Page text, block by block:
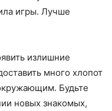
игры. Лучше
излишние
много хлопот
Будьте
новых знакомых,